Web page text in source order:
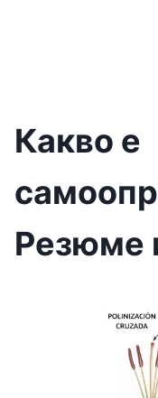
Какво е
Резюме